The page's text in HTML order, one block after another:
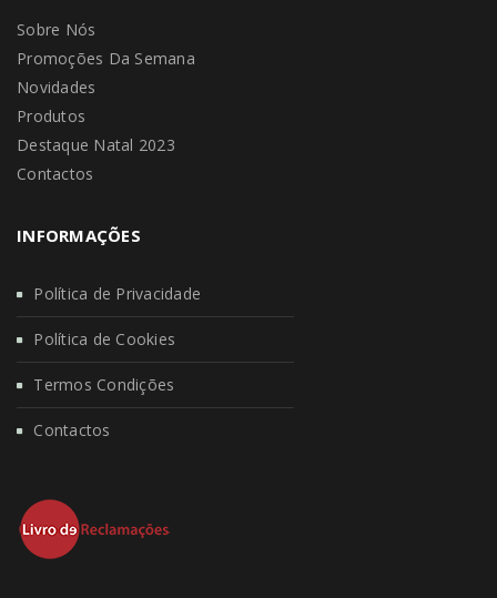
Sobre Nós
Promoções Da Semana
Novidades
Produtos
Destaque Natal 2023
Contactos
INFORMAÇÕES
Política de Privacidade
Política de Cookies
Termos Condições
Contactos